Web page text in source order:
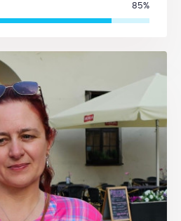
(rak płaskonabłonkowy
IIB). Leczenie wymaga
szpitala onkologicznego, co
kosztami i ogromnym
pracować.
osłabia mój organizm, a
Już zaczynają mi
mnie jeszcze 8 takich cykli
Chciałabym
najlepsze warunki i
swoje zdrowie –
na leczenie oraz rzeczy,
jak suplementy
85%